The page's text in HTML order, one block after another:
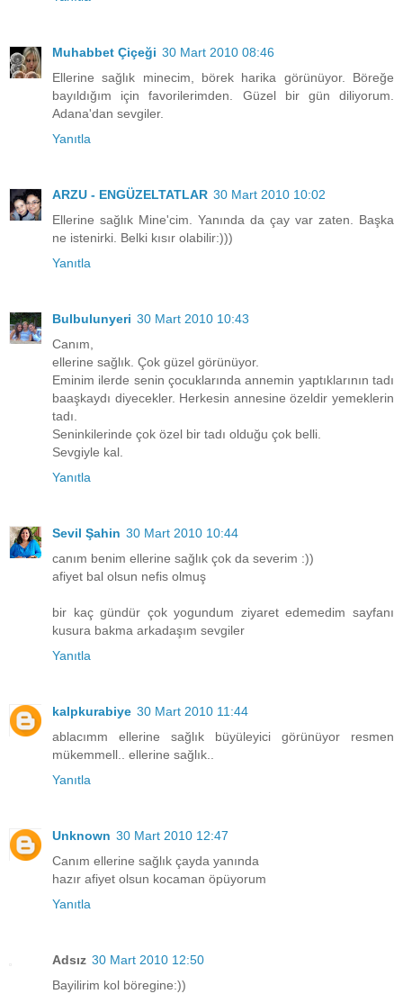
Muhabbet Çiçeği 30 Mart 2010 08:46
Ellerine sağlık minecim, börek harika görünüyor. Böreğe
bayıldığım için favorilerimden. Güzel bir gün diliyorum.
Adana'dan sevgiler.
Yanıtla
ARZU - ENGÜZELTATLAR 30 Mart 2010 10:02
Ellerine sağlık Mine'cim. Yanında da çay var zaten. Başka
ne istenirki. Belki kısır olabilir:)))
Yanıtla
Bulbulunyeri 30 Mart 2010 10:43
Canım,
ellerine sağlık. Çok güzel görünüyor.
Eminim ilerde senin çocuklarında annemin yaptıklarının tadı
baaşkaydı diyecekler. Herkesin annesine özeldir yemeklerin
tadı.
Seninkilerinde çok özel bir tadı olduğu çok belli.
Sevgiyle kal.
Yanıtla
Sevil Şahin 30 Mart 2010 10:44
canım benim ellerine sağlık çok da severim :))
afiyet bal olsun nefis olmuş
bir kaç gündür çok yogundum ziyaret edemedim sayfanı
kusura bakma arkadaşım sevgiler
Yanıtla
kalpkurabiye 30 Mart 2010 11:44
ablacımm ellerine sağlık büyüleyici görünüyor resmen
mükemmell.. ellerine sağlık..
Yanıtla
Unknown 30 Mart 2010 12:47
Canım ellerine sağlık çayda yanında
hazır afiyet olsun kocaman öpüyorum
Yanıtla
Adsız 30 Mart 2010 12:50
Bayilirim kol böregine:))